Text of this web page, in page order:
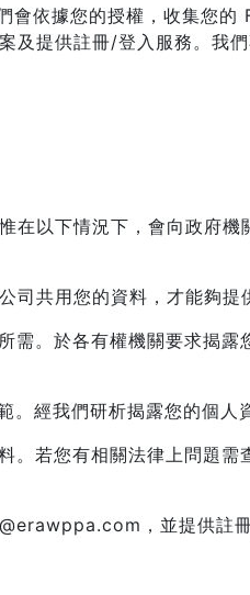
依據您的授權，收集您的
及提供註冊/登入服務。
以下情況下，會向政府
司共用您的資料，才能夠提
。於各有權機關要求揭
經我們研析揭露您的個人
若您有相關法律上問題
，並提供註